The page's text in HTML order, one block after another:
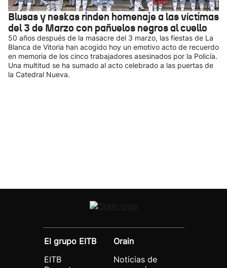
Blusas y neskas rinden homenaje a las víctimas
del 3 de Marzo con pañuelos negros al cuello
50 años después de la masacre del 3 marzo, las fiestas de La
Blanca de Vitoria han acogido hoy un emotivo acto de recuerdo
en memoria de los cinco trabajadores asesinados por la Policía.
Una multitud se ha sumado al acto celebrado a las puertas de
la Catedral Nueva.
El grupo EITB
EITB
Orain
Noticias de